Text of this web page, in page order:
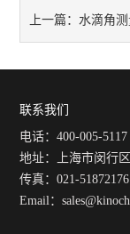
上一篇：水滴角
方程拟合对比实验
联系我们
电话：400-005-5117
地址：上海市闵行
传真：021-51872176
Email：